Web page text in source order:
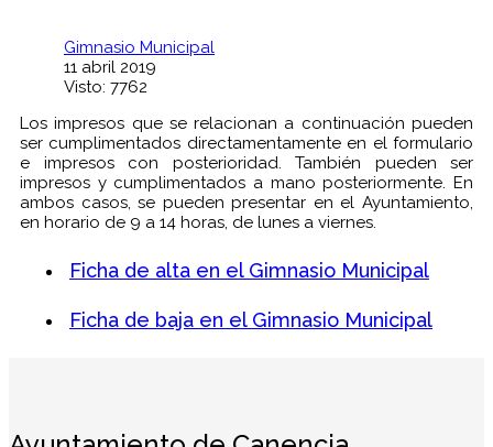
Gimnasio Municipal
11 abril 2019
Visto: 7762
Los impresos que se relacionan a continuación pueden
ser cumplimentados directamentamente en el formulario
e impresos con posterioridad. También pueden ser
impresos y cumplimentados a mano posteriormente. En
ambos casos, se pueden presentar en el Ayuntamiento,
en horario de 9 a 14 horas, de lunes a viernes.
Ficha de alta en el Gimnasio Municipal
Ficha de baja en el Gimnasio Municipal